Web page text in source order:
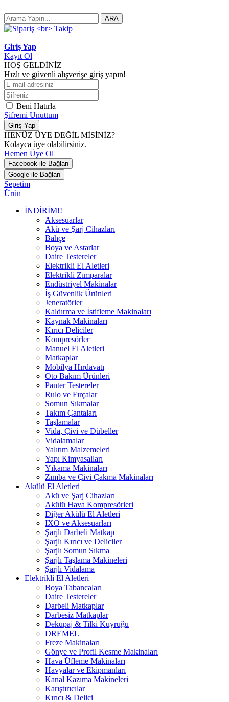
ARA
Giriş Yap
Kayıt Ol
HOŞ GELDİNİZ
Hızlı ve güvenli alışverişe giriş yapın!
Beni Hatırla
Şifremi Unuttum
Giriş Yap
HENÜZ ÜYE DEĞİL MİSİNİZ?
Kolayca üye olabilirsiniz.
Hemen Üye Ol
Facebook ile Bağlan
Google ile Bağlan
Sepetim
Ürün
İNDİRİM!!
Aksesuarlar
Akü ve Şarj Cihazları
Bahçe
Boya ve Astarlar
Daire Testereler
Elektrikli El Aletleri
Elektrikli Zımparalar
Endüstriyel Makinalar
İş Güvenlik Ürünleri
Jeneratörler
Kaldırma ve İstifleme Makinaları
Kaynak Makinaları
Kırıcı Deliciler
Kompresörler
Manuel El Aletleri
Matkaplar
Mobilya Hırdavatı
Oto Bakım Ürünleri
Panter Testereler
Rulo ve Fırçalar
Somun Sıkmalar
Takım Çantaları
Taşlamalar
Vida, Çivi ve Dübeller
Vidalamalar
Yalıtım Malzemeleri
Yapı Kimyasalları
Yıkama Makinaları
Zımba ve Çivi Çakma Makinaları
Akülü El Aletleri
Akü ve Şarj Cihazları
Akülü Hava Kompresörleri
Diğer Akülü El Aletleri
IXO ve Aksesuarları
Şarjlı Darbeli Matkap
Şarjlı Kırıcı ve Deliciler
Şarjlı Somun Sıkma
Şarjlı Taşlama Makineleri
Şarjlı Vidalama
Elektrikli El Aletleri
Boya Tabancaları
Daire Testereler
Darbeli Matkaplar
Darbesiz Matkaplar
Dekupaj & Tilki Kuyruğu
DREMEL
Freze Makinaları
Gönye ve Profil Kesme Makinaları
Hava Üfleme Makinaları
Havyalar ve Ekipmanları
Kanal Kazıma Makineleri
Karıştırıcılar
Kırıcı & Delici